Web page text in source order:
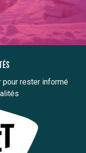
pour rester informé